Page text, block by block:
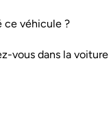
ce véhicule ?
vous dans la